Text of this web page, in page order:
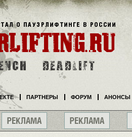
ПАРТНЕРЫ ФОРУМ АНОНСЫ